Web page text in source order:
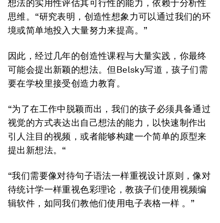
想法的实用性评估其可行性的能力，依赖于分析性
思维。“研究表明，创造性想象力可以通过我们的环
境或简单地投入大量努力来提高。”
因此，经过几年的创造性课程与大量实践，你最终
可能会提出新颖的想法。但Belsky写道，孩子们需
要在学校里接受创造力教育。
“为了在工作中脱颖而出，我们的孩子必须具备通过
视觉的方式表达出自己想法的能力，以快速制作出
引人注目的视频，或者能够构建一个简单的原型来
提出新想法。“
“我们需要像对待句子语法一样重视设计原则，像对
待统计学一样重视色彩理论，教孩子们使用视频编
辑软件，如同我们教他们使用电子表格一样 。”